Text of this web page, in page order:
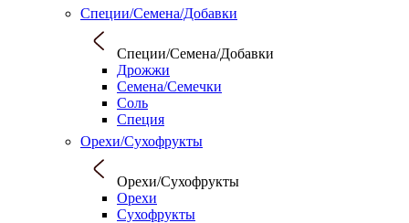
Специи/Семена/Добавки
Специи/Семена/Добавки
Дрожжи
Семена/Семечки
Соль
Специя
Орехи/Сухофрукты
Орехи/Сухофрукты
Орехи
Сухофрукты